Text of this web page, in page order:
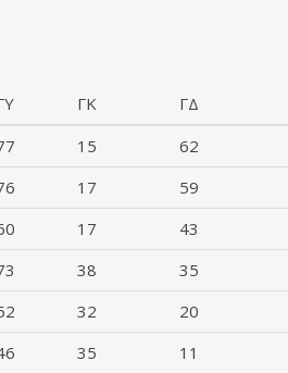
ΓΚ ΓΔ
15 62
17 59
17 43
38 35
32 20
35 11